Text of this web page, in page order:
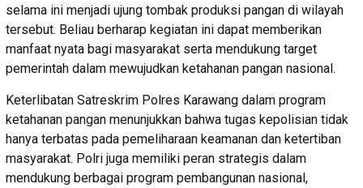
selama ini menjadi ujung tombak produksi pangan di wilayah
tersebut. Beliau berharap kegiatan ini dapat memberikan
manfaat nyata bagi masyarakat serta mendukung target
pemerintah dalam mewujudkan ketahanan pangan nasional.
Keterlibatan Satreskrim Polres Karawang dalam program
ketahanan pangan menunjukkan bahwa tugas kepolisian tidak
hanya terbatas pada pemeliharaan keamanan dan ketertiban
masyarakat. Polri juga memiliki peran strategis dalam
mendukung berbagai program pembangunan nasional,